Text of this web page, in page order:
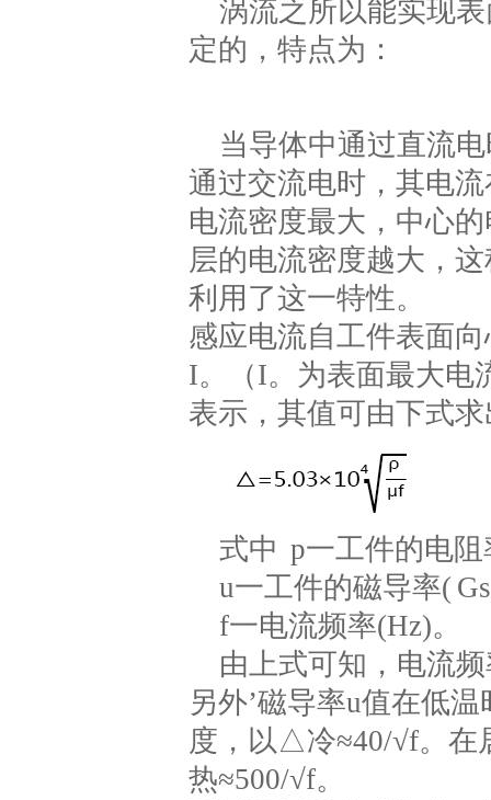
涡流之所以能实现
定的，特点为：
当导体中通过直流
通过交流电时，其电
电流密度最大，中心
层的电流密度越大，
利用了这一特性。
感应电流自工件表面
I。（I。为表面最大电
表示，其值可由下式
式中 p一工件的电
u一工件的磁导率(
f一电流频率(Hz)。
由上式可知，电流
另外’磁导率u值在低
度，以△冷≈40/√f。在
热≈500/√f。